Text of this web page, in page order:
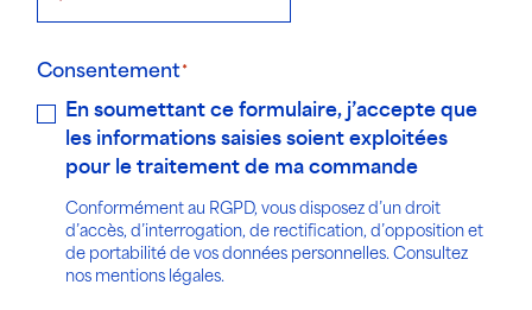
Consentement
En soumettant ce formulaire, j’accepte que
les informations saisies soient exploitées
pour le traitement de ma commande
Conformément au RGPD, vous disposez d’un droit
d’accès, d’interrogation, de rectification, d’opposition et
de portabilité de vos données personnelles. Consultez
nos mentions légales.